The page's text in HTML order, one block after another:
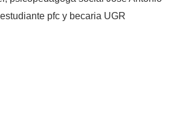
pfc y becaria UGR